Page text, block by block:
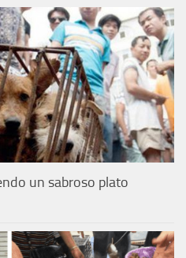
un sabroso plato